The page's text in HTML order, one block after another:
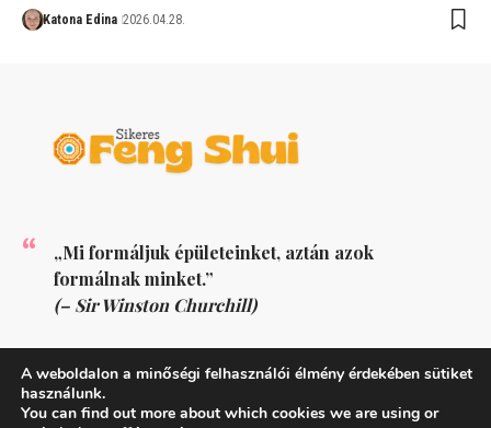
Katona Edina 2026.04.28.
„Mi formáljuk épületeinket, aztán azok
formálnak minket.”
(– Sir Winston Churchill)
A weboldalon a minőségi felhasználói élmény érdekében sütiket
használunk.
You can find out more about which cookies we are using or